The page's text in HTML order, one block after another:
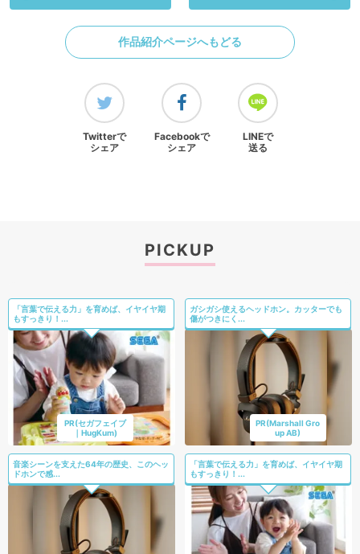
作品紹介ページへもどる
Twitterで
シェア
Facebookで
シェア
LINEで
送る
PICKUP
「言葉で伝える力」を育めば、イヤイヤ期
もすっきり！...
PR(セガフェイブ
｜HugKum)
ガシガシ使えるヘッドホン。カッターでも
傷がつきにく...
PR(Marshall Gro
up AB)
音楽シーンを支えた64年の歴史、このヘッ
ドホンで感...
「言葉で伝える力」を育めば、イヤイヤ期
もすっきり！...